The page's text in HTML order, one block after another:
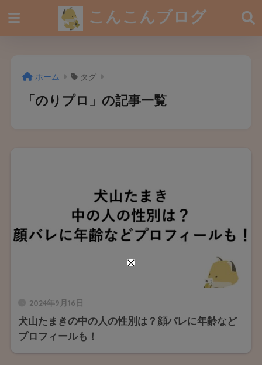
こんこんブログ
ホーム タグ
「のりプロ」の記事一覧
2024年9月16日
犬山たまきの中の人の性別は？顔バレに年齢など
プロフィールも！